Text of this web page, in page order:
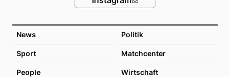
News Politik
Sport Matchcenter
People Wirtschaft